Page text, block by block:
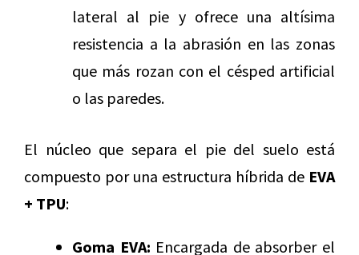
lateral al pie y ofrece una altísima
resistencia a la abrasión en las zonas
que más rozan con el césped artificial
o las paredes.
El núcleo que separa el pie del suelo está
compuesto por una estructura híbrida de EVA
+ TPU:
Goma EVA: Encargada de absorber el